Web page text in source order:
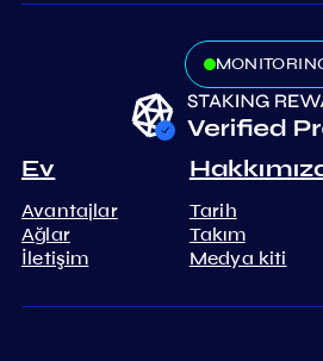
Ev
Avantajlar
Ağlar
İletişim
Tarih
Takım
Medya kiti